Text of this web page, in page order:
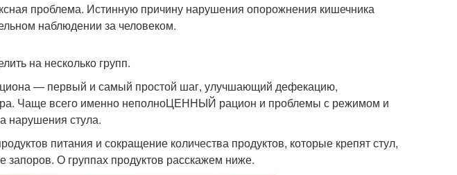
проблема. Истинную причину нарушения опорожнения кишечника
наблюдении за человеком.
на несколько групп.
— первый и самый простой шаг, улучшающий дефекацию,
Чаще всего именно неполноЦЕННЫЙ рацион и проблемы с режимом и
нарушения стула.
питания и сокращение количества продуктов, которые крепят стул,
О группах продуктов расскажем ниже.